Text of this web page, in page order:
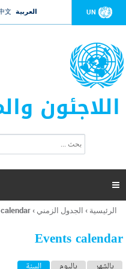
UN العربية 文
اللاجئون
ت
ر
ل
ح
ب

أنت
هنا
الرئيسية › الجدول الزمني ›
Events calendar